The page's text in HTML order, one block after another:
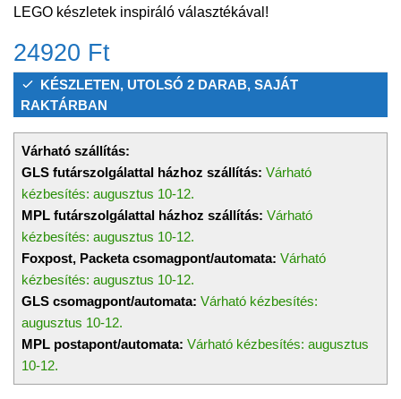
LEGO készletek inspiráló választékával!
24920 Ft
KÉSZLETEN, UTOLSÓ 2 DARAB, SAJÁT
RAKTÁRBAN
Várható szállítás:
GLS futárszolgálattal házhoz szállítás: Várható
kézbesítés: augusztus 10-12.
MPL futárszolgálattal házhoz szállítás: Várható
kézbesítés: augusztus 10-12.
Foxpost, Packeta csomagpont/automata: Várható
kézbesítés: augusztus 10-12.
GLS csomagpont/automata: Várható kézbesítés:
augusztus 10-12.
MPL postapont/automata: Várható kézbesítés: augusztus
10-12.